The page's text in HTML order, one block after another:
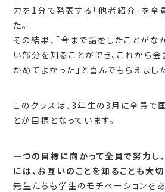
力を1分で発表する「他者紹介」を全
た。
その結果、「今まで話をしたことがな
い部分を知ることができ、これから
かめてよかった」と喜んでもらえまし
このクラスは、3年生の3月に全員で
とが目標となっています。
一つの目標に向かって全員で努力し
には、お互いのことを知ることも大
先生たちも学生のモチベーションを